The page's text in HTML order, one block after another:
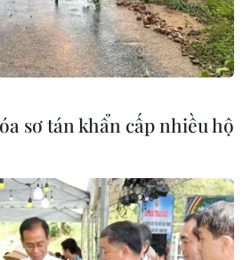
Dự án cao tốc
tháng 9
Quốc lộ 1 đoạn
đoạn 2026-
sơ tán khẩn cấp nhiều hộ